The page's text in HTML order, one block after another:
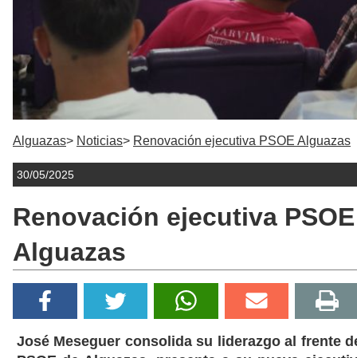
Alguazas Noticias Renovación ejecutiva PSOE Alguazas
30/05/2025
Renovación ejecutiva PSOE
Alguazas
José Meseguer consolida su liderazgo al frente